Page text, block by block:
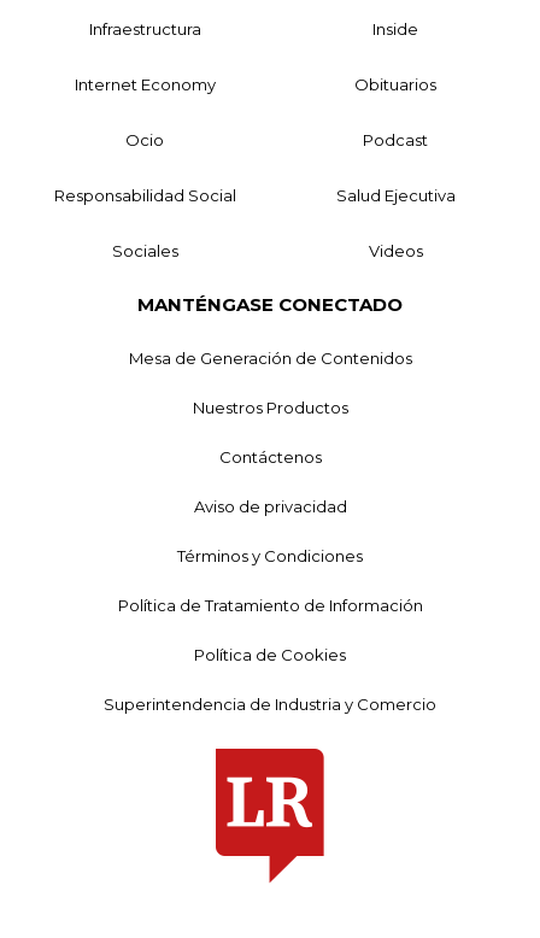
Infraestructura Inside
Internet Economy Obituarios
Ocio Podcast
Responsabilidad Social Salud Ejecutiva
Sociales Videos
MANTÉNGASE CONECTADO
Mesa de Generación de Contenidos
Nuestros Productos
Contáctenos
Aviso de privacidad
Términos y Condiciones
Política de Tratamiento de Información
Política de Cookies
Superintendencia de Industria y Comercio